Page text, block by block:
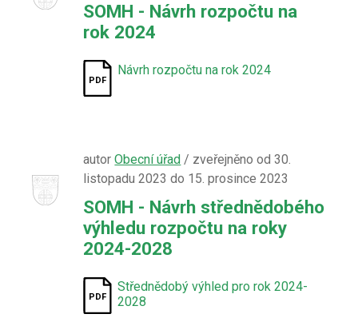
SOMH - Návrh rozpočtu na
rok 2024
Návrh rozpočtu na rok 2024
autorObecní úřad / zveřejněno od 30.
listopadu 2023 do 15. prosince 2023
SOMH - Návrh střednědobého
výhledu rozpočtu na roky
2024-2028
Střednědobý výhled pro rok 2024-
2028